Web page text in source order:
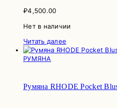
₽4,500.00
Нет в наличии
Читать далее
РУМЯНА
Румяна RHODE Pocket